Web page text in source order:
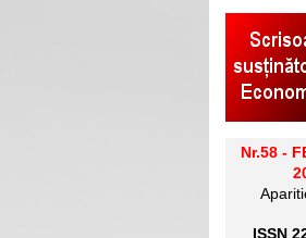
Nr.58 -
ISSN